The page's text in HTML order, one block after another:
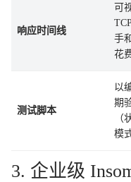
响应时间线
可
手
花
测试脚本
以
期
（
模
3. 企业级